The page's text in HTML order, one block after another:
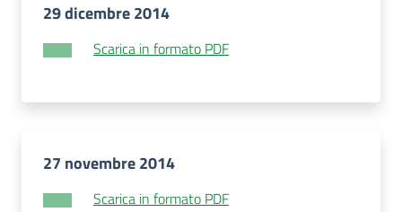
29 dicembre 2014
Scarica in formato PDF
27 novembre 2014
Scarica in formato PDF